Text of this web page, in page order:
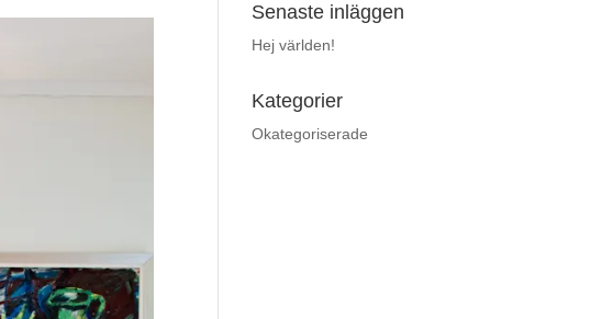
Senaste inläggen
Hej världen!
Kategorier
Okategoriserade